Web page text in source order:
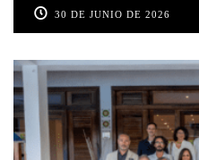
30 DE JUNIO DE 2026